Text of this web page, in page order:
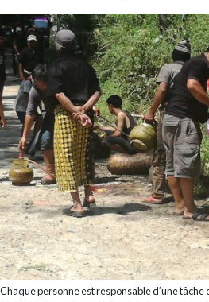
Chaque personne est responsable d’une